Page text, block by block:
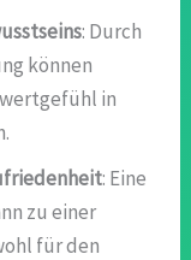
: Durch
können
in
: Eine
zu einer
für den